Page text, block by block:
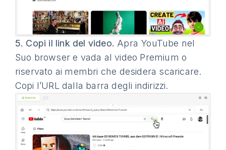
5. Copi il link del video. Apra YouTube nel
Suo browser e vada al video Premium o
riservato ai membri che desidera scaricare.
Copi l’URL dalla barra degli indirizzi.